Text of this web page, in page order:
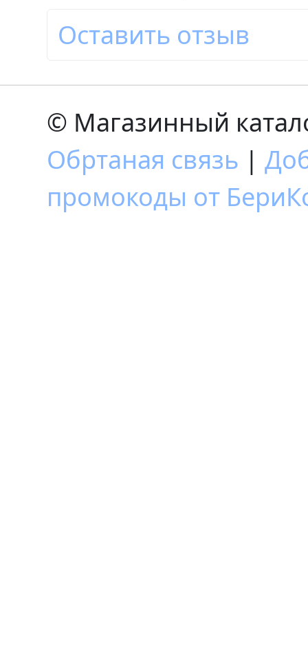
Оставить отзыв
© Магазинный
Обртаная связь |
промокоды от